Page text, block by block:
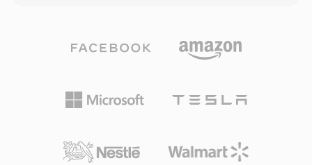
FAP, что делает её наиболее доступным
инструментом для конвертации сессий
на нишевое происхождение, FAP
подход: заголовок минимален и
детерминирован, исключая
применений: голос с низкой задержкой при 6
кбит/с и всё, что между ними.
Поддерживаются битрейты от 6 до 510
размеры кадров от 2,5 мс — минимальная